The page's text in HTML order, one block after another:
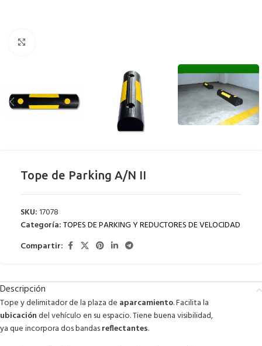
Tope de Parking A/N II
SKU:17078
Categoría:TOPES DE PARKING Y REDUCTORES DE VELOCIDAD
Compartir:
Descripción
Tope y delimitador de la plaza de aparcamiento. Facilita la
ubicacióndel vehículo en su espacio. Tiene buena visibilidad,
ya que incorpora dos bandasreflectantes.